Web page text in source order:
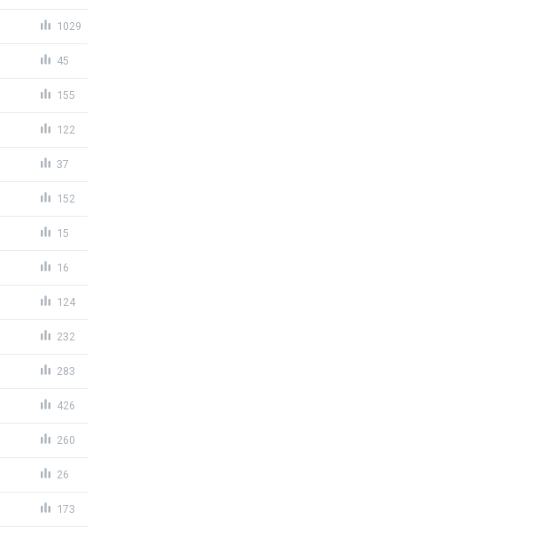
1029
45
155
122
37
152
15
16
124
232
283
426
260
26
173